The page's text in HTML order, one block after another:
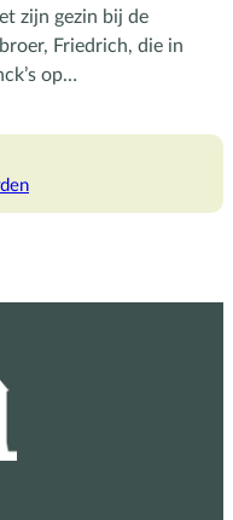
zijn gezin bij de
Friedrich, die in
op…